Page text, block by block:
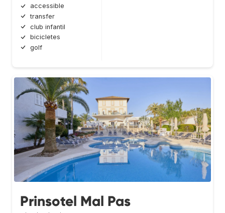
accessible
transfer
club infantil
bicicletes
golf
Prinsotel Mal Pas